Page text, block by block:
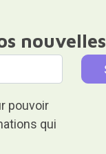
nouvelles
pouvoir
qui